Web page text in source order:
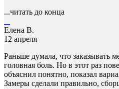
...читать до конца
Елена В.
12 апреля
Раньше думала, что заказывать
головная боль. Но в этот раз
объяснил понятно, показал
Замеры сделали правильно,